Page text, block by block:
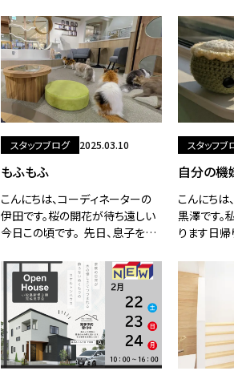
移動します１.南光台南A棟２.川平
東棟３.前谷地ひらや４.小鶴西棟
５.小松島新提６
るようです
スタッフブログ 2025.03.10
もふもふ
こんにちは、コーディネーターの
伊田です。桜の開花が待ち遠しい
今日この頃です。 先日、息子を連
ましたー！追いかけ回さないよう
お話しした上で入りましたが動物
スタッフブ
自分の機
こんにちは
黒澤です。
ります日
キュンパス
チケット
ンで東京へ